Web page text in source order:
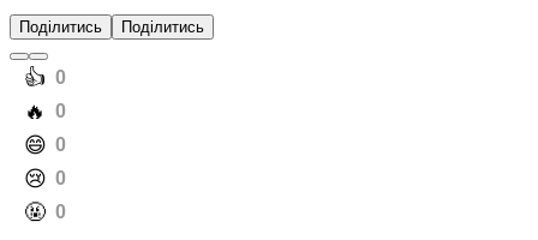
Поділитись Поділитись
️👍 0
️🔥 0
️😄 0
️😢 0
️🤬 0